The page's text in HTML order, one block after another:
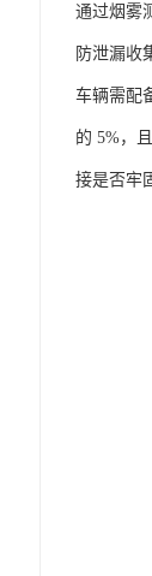
通过烟雾
防泄漏收
车辆需配
的 5%，
接是否牢